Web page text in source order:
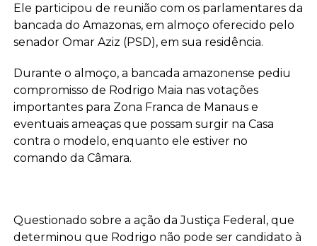
Ele participou de reunião com os parlamentares da
bancada do Amazonas, em almoço oferecido pelo
senador Omar Aziz (PSD), em sua residência.
Durante o almoço, a bancada amazonense pediu
compromisso de Rodrigo Maia nas votações
importantes para Zona Franca de Manaus e
eventuais ameaças que possam surgir na Casa
contra o modelo, enquanto ele estiver no
comando da Câmara.
Questionado sobre a ação da Justiça Federal, que
determinou que Rodrigo não pode ser candidato à